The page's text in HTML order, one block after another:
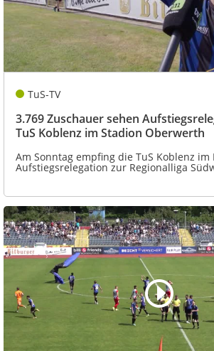
TuS-TV
3.769 Zuschauer sehen
TuS Koblenz im Stadion Oberwerth
Am Sonntag empfing die TuS Koblenz im
Aufstiegsrelegation zur Regionalliga